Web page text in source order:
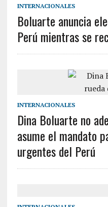
INTERNACIONALES
Boluarte anuncia
Perú mientras se
INTERNACIONALES
Dina Boluarte no
asume el mandato
urgentes del Perú